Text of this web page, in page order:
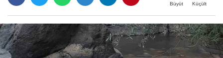
Büyüt Küçült